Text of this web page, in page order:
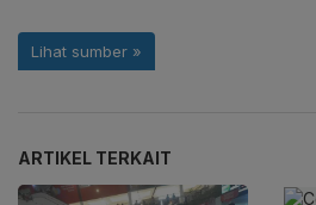
ARTIKEL TERKAIT